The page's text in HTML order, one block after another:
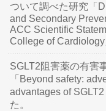
ついて調べた研究「
and Secondary
ACC Scientific
College of
SGLT2阻害薬の有害
「Beyond safety:
advantages of
た。